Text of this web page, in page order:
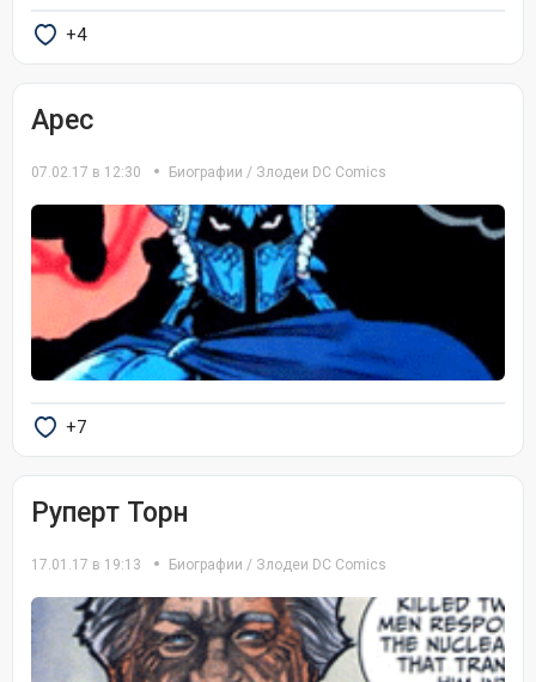
+4
Арес
07.02.17 в 12:30 Биографии / Злодеи DC Comics
+7
Руперт Торн
17.01.17 в 19:13 Биографии / Злодеи DC Comics